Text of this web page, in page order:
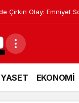
Çirkin Olay: Emniyet
EKONOMİ